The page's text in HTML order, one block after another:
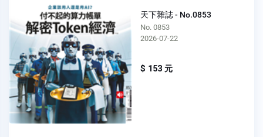
天下雜誌 - No.0853
No. 0853
2026-07-22
$ 153 元